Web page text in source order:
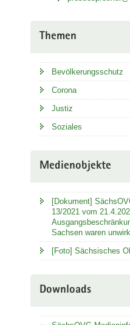
Themen
Bevölkerungsschutz
Corona
Justiz
Soziales
Medienobjekte
[Dokument]
13/2021 vom
Sachsen waren
[Foto] Sächsisches
Downloads